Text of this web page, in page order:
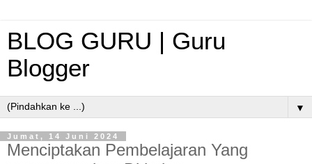
BLOG GURU | Guru
Blogger
▼
Jumat, 14 Juni 2024
Menciptakan Pembelajaran Yang